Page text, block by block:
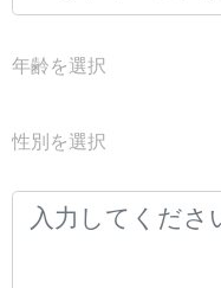
年齢を選択
性別を選択